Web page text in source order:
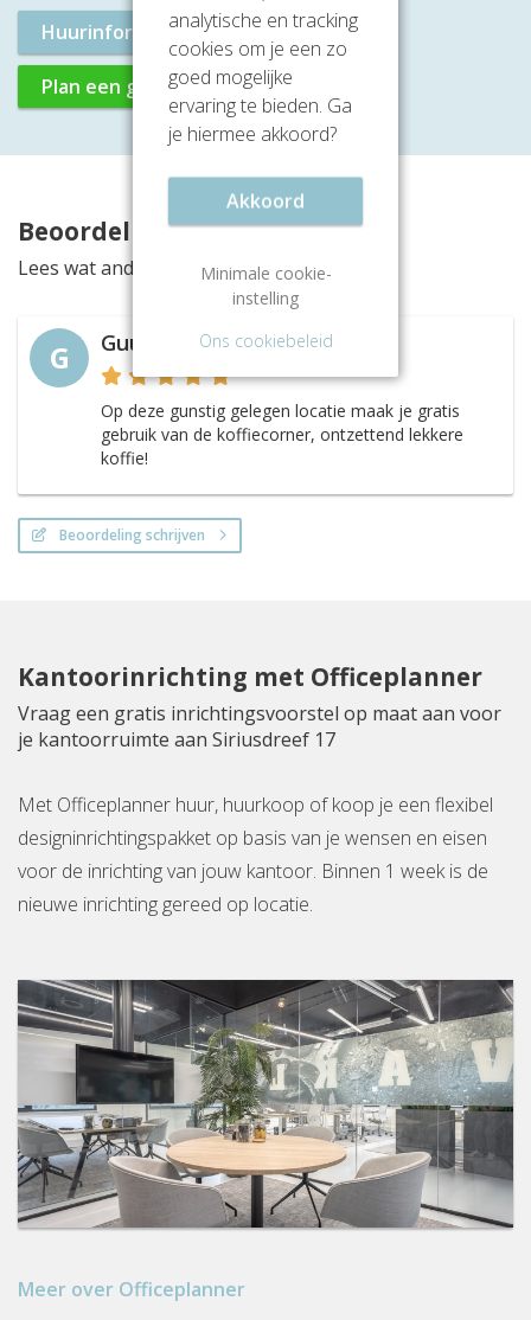
Huurinformatie aanvragen
Plan een gratis rondleiding
Beoordelingen
Lees wat anderen vinden van deze locatie
G Guus H.
Op deze gunstig gelegen locatie maak je gratis
gebruik van de koffiecorner, ontzettend lekkere
koffie!
Beoordeling schrijven
Kantoorinrichting met Officeplanner
Vraag een gratis inrichtingsvoorstel op maat aan voor
je kantoorruimte aan Siriusdreef 17
Met Officeplanner huur, huurkoop of koop je een flexibel
designinrichtingspakket op basis van je wensen en eisen
voor de inrichting van jouw kantoor. Binnen 1 week is de
nieuwe inrichting gereed op locatie.
Meer over Officeplanner
analytische en tracking
cookies om je een zo
goed mogelijke
ervaring te bieden. Ga
je hiermee akkoord?
Akkoord
Minimale cookie-
instelling
Ons cookiebeleid